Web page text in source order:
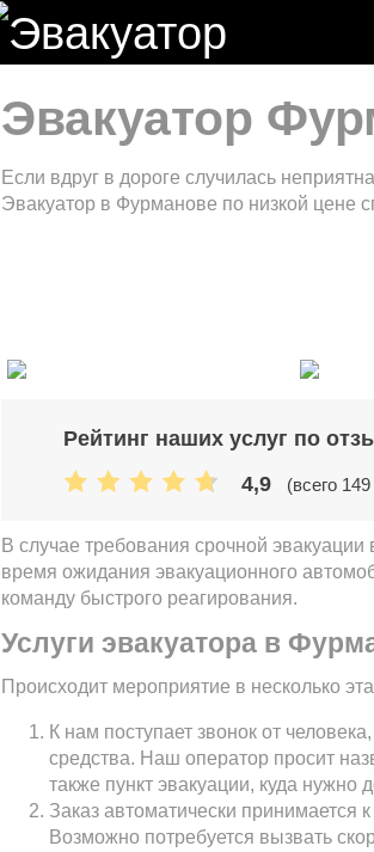
Эвакуатор
Если вдруг в дороге случилась
Эвакуатор в Фурманове по низкой цене
Рейтинг наших услуг по
4,9
(всего
В случае требования срочной
время ожидания эвакуационного
команду быстрого реагирования.
Услуги эвакуатора в
Происходит мероприятие в несколько
К нам поступает звонок от
средства. Наш оператор просит
также пункт эвакуации, куда нужно
Заказ автоматически
Возможно потребуется вызвать